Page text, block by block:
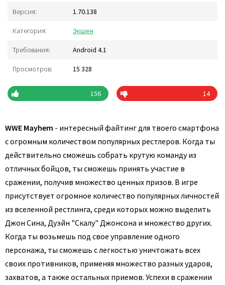
Версия: 1.70.138
Категория: Экшен
Требования: Android 4.1
Просмотров: 15 328
156 14
WWE Mayhem - интересный файтинг для твоего смартфона
с огромным количеством популярных рестлеров. Когда ты
действительно сможешь собрать крутую команду из
отличных бойцов, ты сможешь принять участие в
сражении, получив множество ценных призов. В игре
присутствует огромное количество популярных личностей
из вселенной рестлинга, среди которых можно выделить
Джон Сина, Дуэйн "Скалу" Джонсона и множество других.
Когда ты возьмешь под свое управление одного
персонажа, ты сможешь с легкостью уничтожать всех
своих противников, применяя множество разных ударов,
захватов, а также остальных приемов. Успехи в сражении